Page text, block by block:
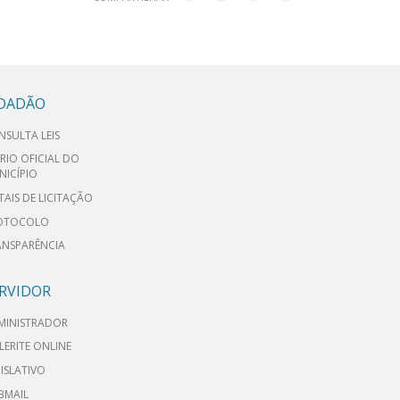
LEIS
OFICIAL DO
DE LICITAÇÃO
ONLINE